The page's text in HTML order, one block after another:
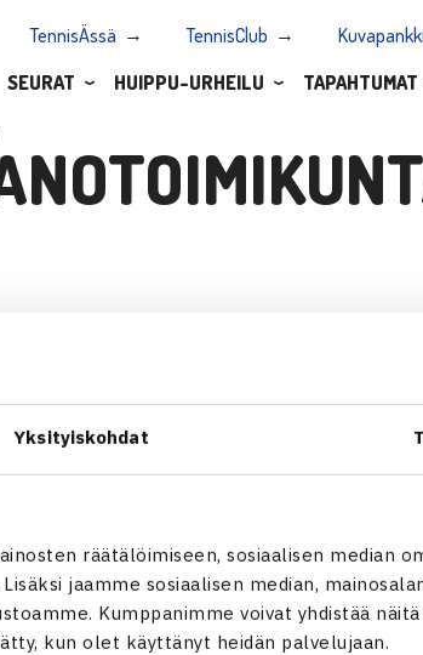
Yksityiskohdat
räätälöimiseen, sosiaalisen median
jaamme sosiaalisen median,
Kumppanimme voivat yhdistää
kun olet käyttänyt heidän palvelujaan.
TennisÄssä TennisClub Kuvapankki
SEURAT HUIPPU-URHEILU TAPAHTUMAT
→
→
STRATEGIA 2024 →
→
TILAA